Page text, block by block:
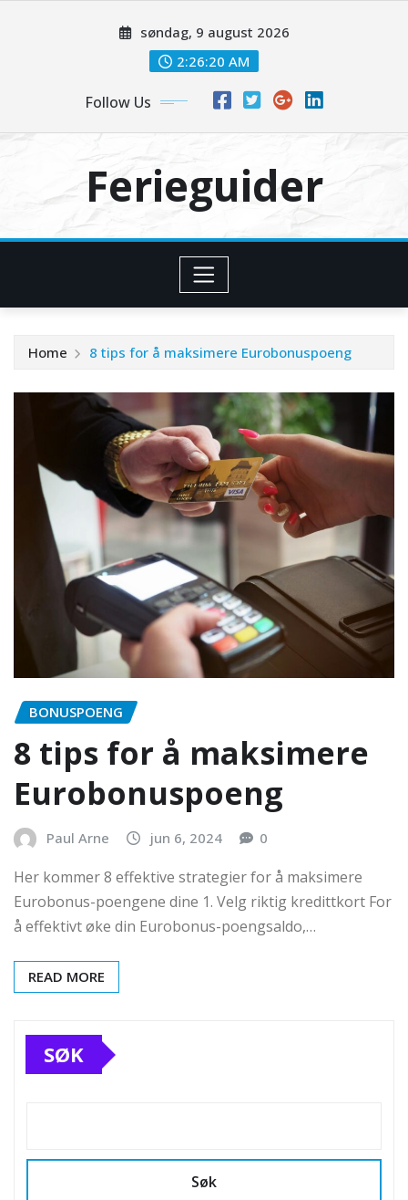
søndag, 9 august 2026
2:26:21 AM
Follow Us
Ferieguider
Home 8 tips for å maksimere Eurobonuspoeng
BONUSPOENG
8 tips for å maksimere
Eurobonuspoeng
Paul Arne jun 6, 2024 0
Her kommer 8 effektive strategier for å maksimere
Eurobonus-poengene dine 1. Velg riktig kredittkort For
å effektivt øke din Eurobonus-poengsaldo,…
READ MORE
SØK
Søk